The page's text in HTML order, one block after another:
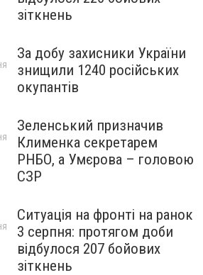
зіткнень
За добу захисники України
знищили 1240 російських
окупантів
Зеленський призначив
Клименка секретарем
РНБО, а Умєрова – головою
СЗР
Ситуація на фронті на ранок
3 серпня: протягом доби
відбулося 207 бойових
зіткнень